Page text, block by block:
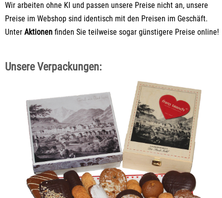
Wir arbeiten ohne KI und passen unsere Preise nicht an, unsere
Preise im Webshop sind identisch mit den Preisen im Geschäft.
Unter Aktionen finden Sie teilweise sogar günstigere Preise online!
Unsere Verpackungen: